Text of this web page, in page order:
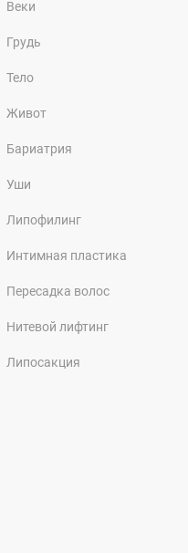
Веки
Грудь
Тело
Живот
Бариатрия
Уши
Липофилинг
Интимная пластика
Пересадка волос
Нитевой лифтинг
Липосакция